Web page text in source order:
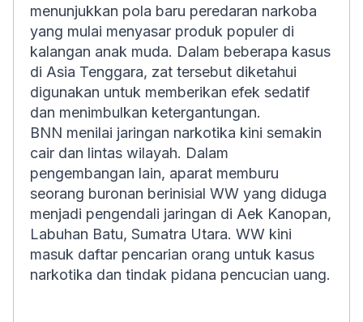
menunjukkan pola baru peredaran narkoba
yang mulai menyasar produk populer di
kalangan anak muda. Dalam beberapa kasus
di Asia Tenggara, zat tersebut diketahui
digunakan untuk memberikan efek sedatif
dan menimbulkan ketergantungan.
BNN menilai jaringan narkotika kini semakin
cair dan lintas wilayah. Dalam
pengembangan lain, aparat memburu
seorang buronan berinisial WW yang diduga
menjadi pengendali jaringan di Aek Kanopan,
Labuhan Batu, Sumatra Utara. WW kini
masuk daftar pencarian orang untuk kasus
narkotika dan tindak pidana pencucian uang.